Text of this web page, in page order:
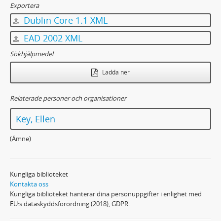
56 - Brev till Ellen Key från belgiska och holländska korrespondenter
57 - Brev till Ellen Key från danska korrespondenter
58 - Brev till Ellen Key från amerikanska och engelska korrespondenter
59 - Brev till Ellen Key från finska korrespondenter
60 - Brev till Ellen Key från franska och fransk-schweiziska korrespondenter
61 - Brev till Ellen Key från italienska korrespondenter
63 - Brev till Ellen Key från tyska korrespondenter
64 - Brev till Ellen Key från övriga utländska korrespondenter
65 - Stambok tillhörig Ellen Key och upplagd på Strand år 1920, jämte en samling fotografiska plåtar (ur Ellen Keys dagbok på Strand)
70 - Brev till och från Emil Key
71 - Versbok ("Pappas verser"). Poem av Emil Key jämte avskrifter, nedskrivna av Ada Key-Pettersson.
72 - Avskrifter (delvis egenhändiga) av Emil Keys tal 1867-1881 i 2:a kammaren. Utkast till Förlikningskommittén i Gladhammar under Emil Keys ordförandeskap.
73 - Emil Keys minnesbok ("Fars minnen"). Brev, dikter, anteckningar och tidningsurklipp.
Exportera
Dublin Core 1.1 XML
EAD 2002 XML
Sökhjälpmedel
Ladda ner
Relaterade personer och organisationer
Key, Ellen
(Ämne)
Kungliga biblioteket
Kontakta oss
Kungliga biblioteket hanterar dina personuppgifter i enlighet med
EU:s dataskyddsförordning (2018), GDPR.